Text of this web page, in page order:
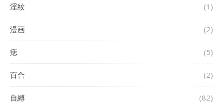
淫紋 (1)
漫画 (2)
痣 (5)
百合 (2)
自縛 (82)